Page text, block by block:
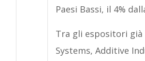
Paesi Bassi, il 4%
Tra gli espositori già
Systems, Additive